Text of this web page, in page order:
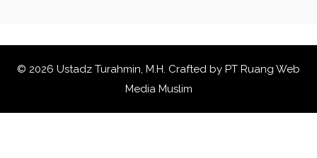
© 2026 Ustadz Turahmin, M.H. Crafted by PT Ruang Web
Media Muslim